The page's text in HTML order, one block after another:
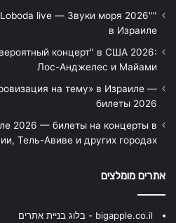
live — Звуки моря 2026"
в Израиле
концерт" в США 2026:
Лос-Анджелес и Майами
на тему» в Израиле —
билеты 2026
2026 — билеты на концерты в
Тель-Авиве и других городах
אתרים מומלצים
bigapple.co.il - בלוג בניית אתרים